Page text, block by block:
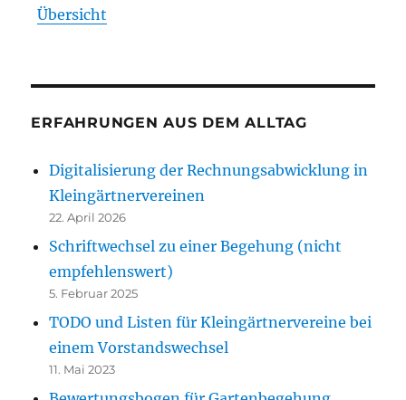
Übersicht
ERFAHRUNGEN AUS DEM ALLTAG
Digitalisierung der Rechnungsabwicklung in
Kleingärtnervereinen
22. April 2026
Schriftwechsel zu einer Begehung (nicht
empfehlenswert)
5. Februar 2025
TODO und Listen für Kleingärtnervereine bei
einem Vorstandswechsel
11. Mai 2023